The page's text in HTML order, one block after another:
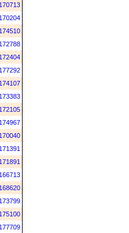
170713
170204
174510
172788
172404
177292
174107
173383
172105
174967
170040
171391
171891
166713
168620
173799
175100
177709